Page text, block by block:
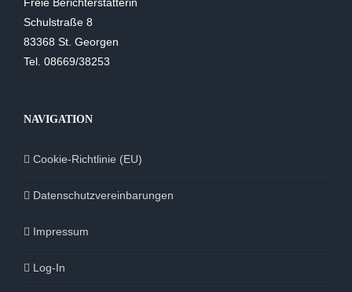
Schulstraße 8
83368 St. Georgen
Tel. 08669/38253
NAVIGATION
Cookie-Richtlinie (EU)
Datenschutzvereinbarungen
Impressum
Log-In